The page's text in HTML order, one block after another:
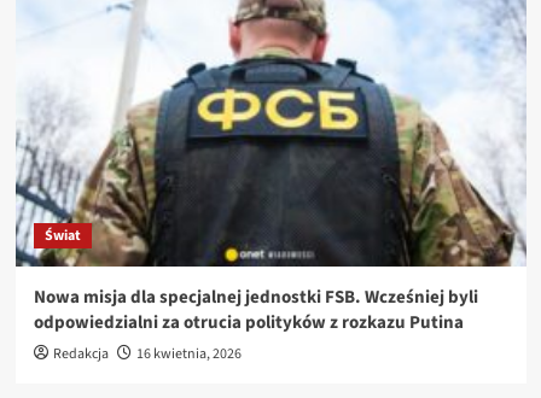
Świat
Nowa misja dla specjalnej jednostki FSB. Wcześniej byli
odpowiedzialni za otrucia polityków z rozkazu Putina
Redakcja 16 kwietnia, 2026